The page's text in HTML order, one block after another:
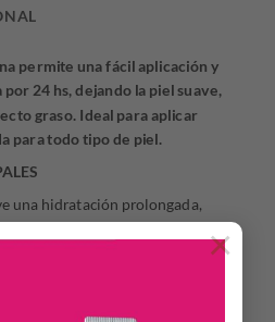
×
permite una fácil aplicación y
24 hs, dejando la piel suave,
graso. Ideal para aplicar
para todo tipo de piel.
una hidratación prolongada,
en la piel, sin efecto graso.